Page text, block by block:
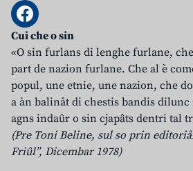
Cui che o sin
«O sin furlans di lenghe furlane,
part de nazion furlane. Che al è
popul, une etnie, une nazion, che
a àn balinât di chestis bandis
agns indaûr o sin cjapâts dentri tal
(Pre Toni Beline, sul so prin
Friûl”, Dicembar 1978)